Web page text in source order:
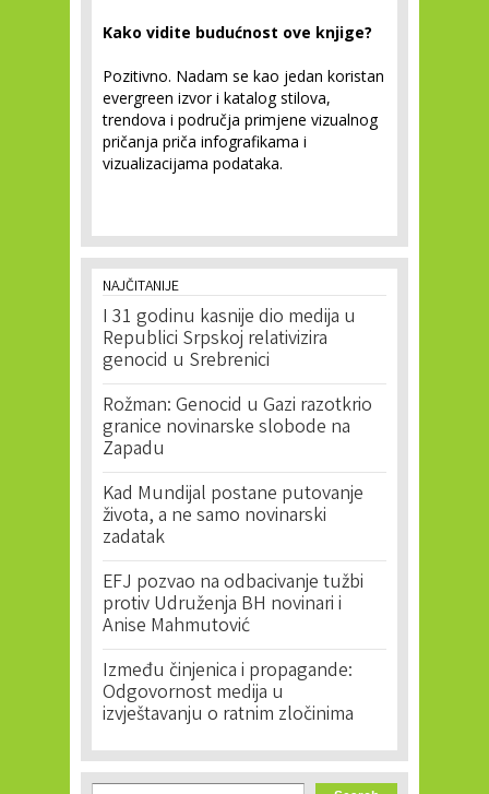
Kako vidite budućnost ove knjige?
Pozitivno. Nadam se kao jedan koristan
evergreen izvor i katalog stilova,
trendova i područja primjene vizualnog
pričanja priča infografikama i
vizualizacijama podataka.
NAJČITANIJE
I 31 godinu kasnije dio medija u
Republici Srpskoj relativizira
genocid u Srebrenici
Rožman: Genocid u Gazi razotkrio
granice novinarske slobode na
Zapadu
Kad Mundijal postane putovanje
života, a ne samo novinarski
zadatak
EFJ pozvao na odbacivanje tužbi
protiv Udruženja BH novinari i
Anise Mahmutović
Između činjenica i propagande:
Odgovornost medija u
izvještavanju o ratnim zločinima